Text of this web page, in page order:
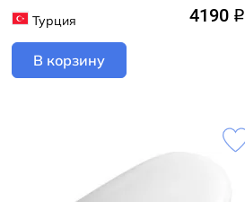
Турция 4190 q
В корзину